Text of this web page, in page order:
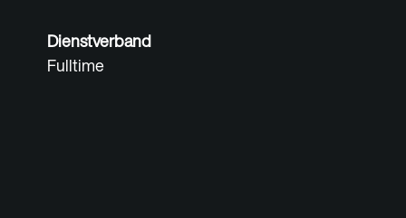
Dienstverband
Fulltime